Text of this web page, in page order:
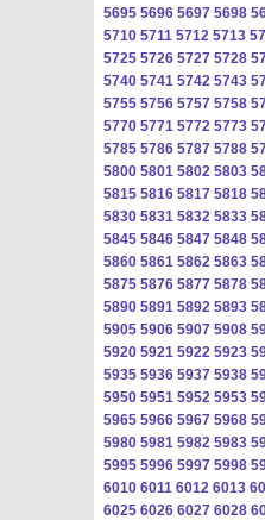
5695 5696 5697 5698
5710 5711 5712 5713
5725 5726 5727 5728
5740 5741 5742 5743
5755 5756 5757 5758
5770 5771 5772 5773
5785 5786 5787 5788
5800 5801 5802 5803
5815 5816 5817 5818
5830 5831 5832 5833
5845 5846 5847 5848
5860 5861 5862 5863
5875 5876 5877 5878
5890 5891 5892 5893
5905 5906 5907 5908
5920 5921 5922 5923
5935 5936 5937 5938
5950 5951 5952 5953
5965 5966 5967 5968
5980 5981 5982 5983
5995 5996 5997 5998
6010 6011 6012 6013
6025 6026 6027 6028